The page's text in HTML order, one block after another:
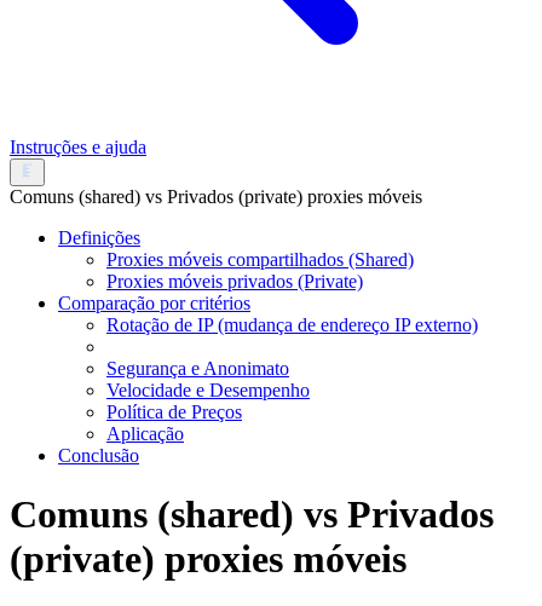
Instruções e ajuda
Comuns (shared) vs Privados (private) proxies móveis
Definições
Proxies móveis compartilhados (Shared)
Proxies móveis privados (Private)
Comparação por critérios
Rotação de IP (mudança de endereço IP externo)
Segurança e Anonimato
Velocidade e Desempenho
Política de Preços
Aplicação
Conclusão
Comuns (shared) vs Privados
(private) proxies móveis